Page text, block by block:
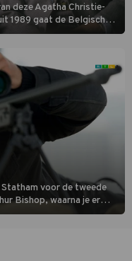
deze Agatha Christie-
1989 gaat de Belgische
Poirot raakt al snel
voor de tweede
Bishop, waarna je er
geplande pensioen niet